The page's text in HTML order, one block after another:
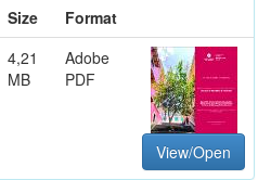
Size
Format
4,21
MB
Adobe
PDF
View/Open